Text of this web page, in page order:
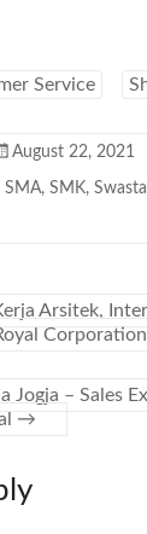
Service
August 22, 2021
SMA,SMK,Swasta
Arsitek,
Corporation
Jogja – Sales
→